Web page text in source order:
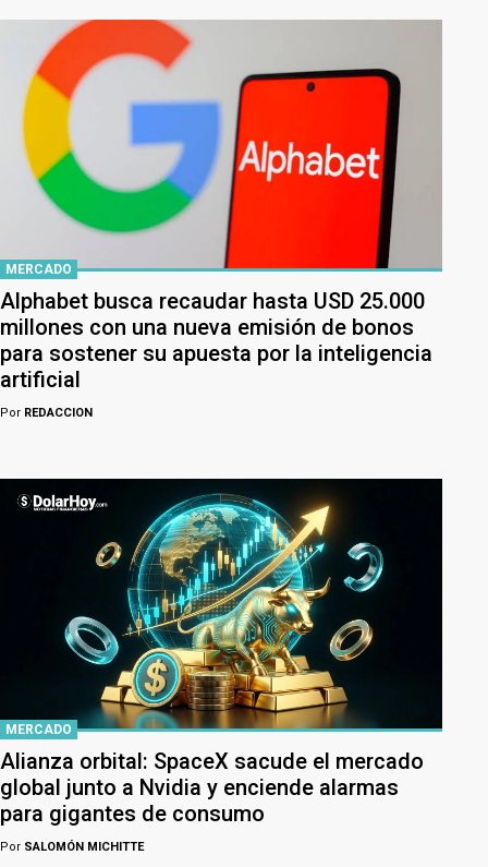
MERCADO
Alphabet busca recaudar hasta USD 25.000
millones con una nueva emisión de bonos
para sostener su apuesta por la inteligencia
artificial
Por REDACCION
MERCADO
Alianza orbital: SpaceX sacude el mercado
global junto a Nvidia y enciende alarmas
para gigantes de consumo
Por SALOMÓN MICHITTE